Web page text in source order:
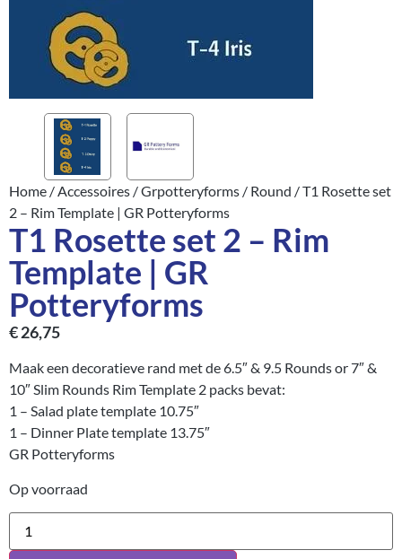
Home /Accessoires /Grpotteryforms / Round / T1 Rosette set
2 – Rim Template | GR Potteryforms
T1 Rosette set 2 – Rim
Template | GR
Potteryforms
€26,75
Maak een decoratieve rand met de 6.5″ & 9.5 Rounds or 7″ &
10″ Slim Rounds Rim Template 2 packs bevat:
1 – Salad plate template 10.75″
1 – Dinner Plate template 13.75″
GR Potteryforms
Op voorraad